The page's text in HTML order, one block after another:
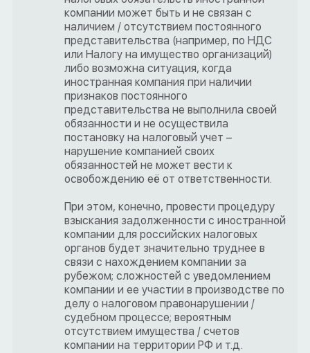
компании может быть и не связан с
наличием / отсутствием постоянного
представительства (например, по НДС
или Налогу на имущество организаций)
либо возможна ситуация, когда
иностранная компания при наличии
признаков постоянного
представительства не выполнила своей
обязанности и не осуществила
постановку на налоговый учет –
нарушение компанией своих
обязанностей не может вести к
освобождению её от ответственности.
При этом, конечно, провести процедуру
взыскания задолженности с иностранной
компании для российских налоговых
органов будет значительно труднее в
связи с нахождением компании за
рубежом; сложностей с уведомлением
компании и ее участии в производстве по
делу о налоговом правонарушении /
судебном процессе; вероятным
отсутствием имущества / счетов
компании на территории РФ и т.д.